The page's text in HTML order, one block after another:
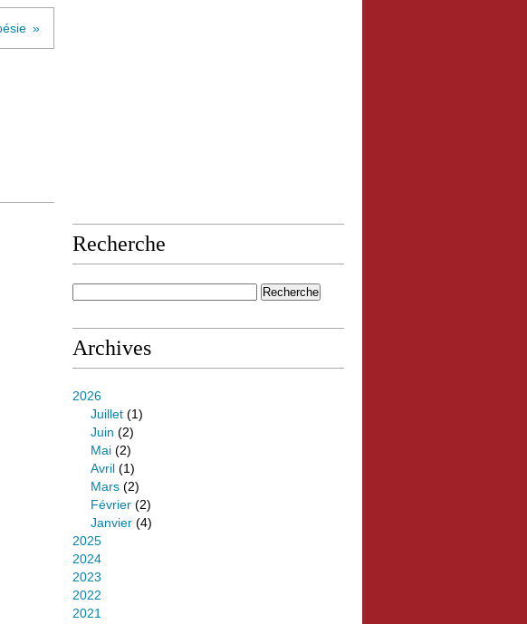
Recherche
Archives
2026
Juillet (1)
Juin (2)
Mai (2)
Avril (1)
Mars (2)
Février (2)
Janvier (4)
2025
2024
2023
2022
2021